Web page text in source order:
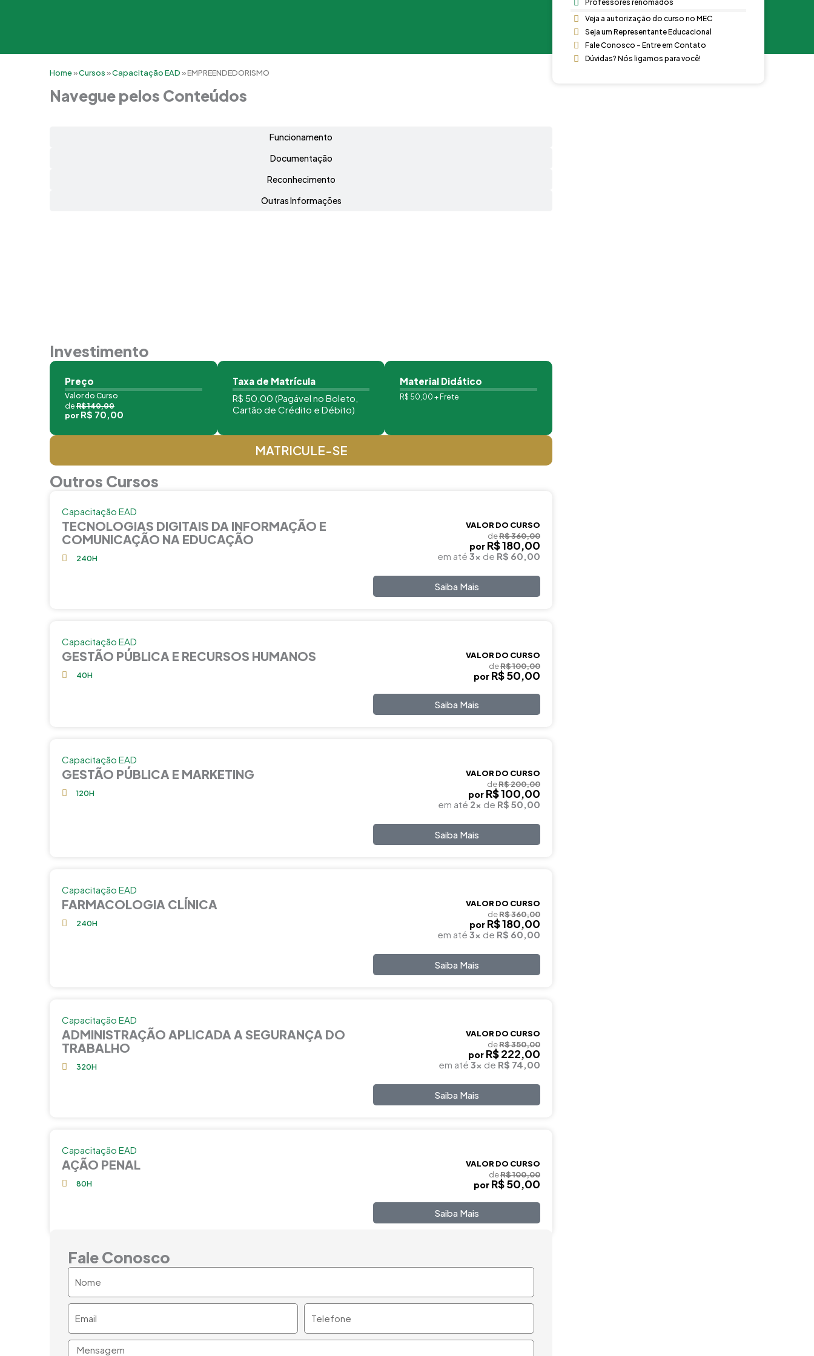
Home»Cursos»Capacitação EAD»EMPREENDEDORISMO
Navegue pelos Conteúdos
Funcionamento
Documentação
Reconhecimento
Outras Informações
Investimento
Preço
Valor do Curso
de R$ 140,00
por R$ 70,00
Taxa de Matrícula
R$ 50,00 (Pagável no Boleto,
Cartão de Crédito e Débito)
Material Didático
R$ 50,00 + Frete
MATRICULE-SE
Outros Cursos
Capacitação EAD
TECNOLOGIAS DIGITAIS DA INFORMAÇÃO E
COMUNICAÇÃO NA EDUCAÇÃO
240H
VALOR DO CURSO
deR$ 360,00
por R$ 180,00
em até 3x de R$ 60,00
Saiba Mais
Capacitação EAD
GESTÃO PÚBLICA E RECURSOS HUMANOS
40H
VALOR DO CURSO
deR$ 100,00
por R$ 50,00
Saiba Mais
Capacitação EAD
GESTÃO PÚBLICA E MARKETING
120H
VALOR DO CURSO
deR$ 200,00
por R$ 100,00
em até 2x de R$ 50,00
Saiba Mais
Capacitação EAD
FARMACOLOGIA CLÍNICA
240H
VALOR DO CURSO
deR$ 360,00
por R$ 180,00
em até 3x de R$ 60,00
Saiba Mais
Capacitação EAD
ADMINISTRAÇÃO APLICADA A SEGURANÇA DO
TRABALHO
320H
VALOR DO CURSO
deR$ 350,00
por R$ 222,00
em até 3x de R$ 74,00
Saiba Mais
Capacitação EAD
AÇÃO PENAL
80H
VALOR DO CURSO
deR$ 100,00
por R$ 50,00
Saiba Mais
Fale Conosco
Mensagem
Professores renomados
Veja a autorização do curso no MEC
Seja um Representante Educacional
Fale Conosco - Entre em Contato
Dúvidas? Nós ligamos para você!